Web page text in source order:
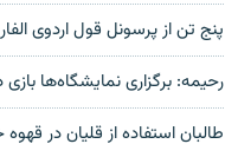
پنج تن از پرسونل قول اردوی
رحیمه: برگزاری نمایشگاه‌ها
طالبان استفاده از قلیان در